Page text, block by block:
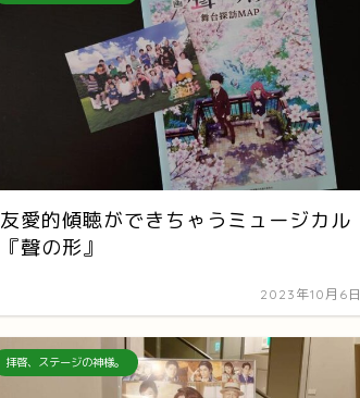
友愛的傾聴ができちゃうミュージカル
『聲の形』
2023年10月6日
拝啓、ステージの神様。